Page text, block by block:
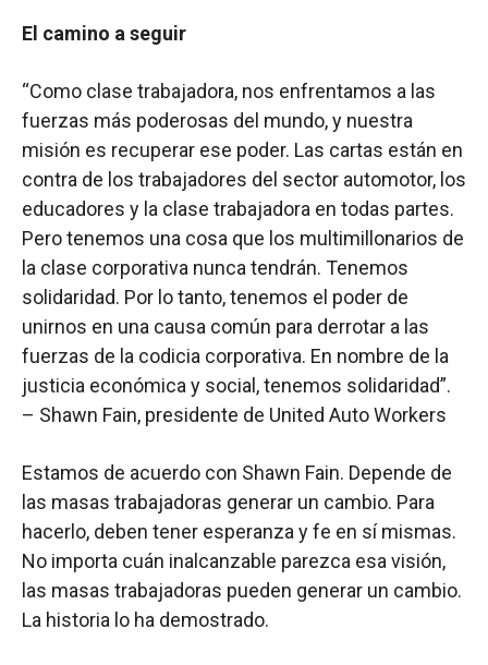
El camino a seguir
“Como clase trabajadora, nos enfrentamos a las
fuerzas más poderosas del mundo, y nuestra
misión es recuperar ese poder. Las cartas están en
contra de los trabajadores del sector automotor, los
educadores y la clase trabajadora en todas partes.
Pero tenemos una cosa que los multimillonarios de
la clase corporativa nunca tendrán. Tenemos
solidaridad. Por lo tanto, tenemos el poder de
unirnos en una causa común para derrotar a las
fuerzas de la codicia corporativa. En nombre de la
justicia económica y social, tenemos solidaridad”.
– Shawn Fain, presidente de United Auto Workers
Estamos de acuerdo con Shawn Fain. Depende de
las masas trabajadoras generar un cambio. Para
hacerlo, deben tener esperanza y fe en sí mismas.
No importa cuán inalcanzable parezca esa visión,
las masas trabajadoras pueden generar un cambio.
La historia lo ha demostrado.